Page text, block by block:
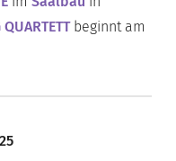
beginnt am